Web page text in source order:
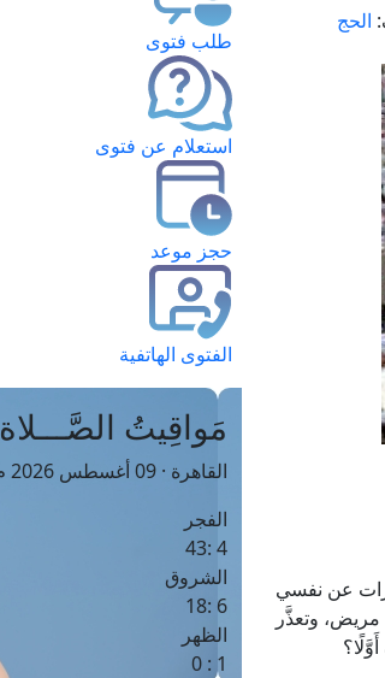
الحج
عن نفسي
وتعذَّر
طلب فتوى
استعلام عن فتوى
حجز موعد
الفتوى الهاتفية
مَواقِيتُ الصَّـــلاة
القاهرة · 09 أغسطس 2026 م
الفجر
4 :43
الشروق
6 :18
الظهر
1 : 0